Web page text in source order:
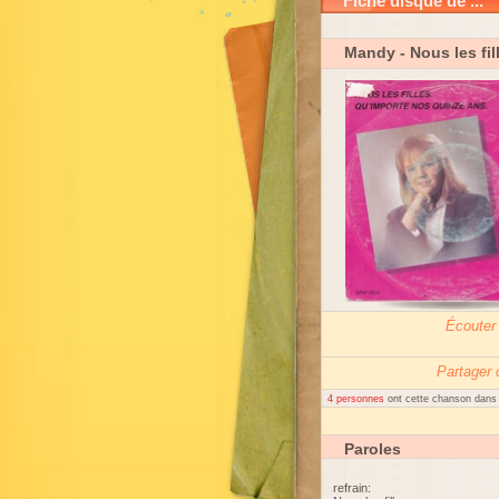
Mandy - Nous les
Partager
4 personnes ont cette chanson
Paroles
refrain: